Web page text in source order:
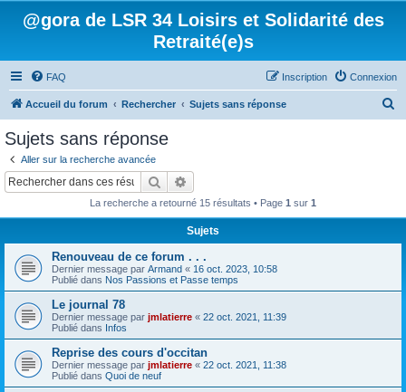
@gora de LSR 34 Loisirs et Solidarité des
Retraité(e)s
FAQ Connexion
Inscription
Accueil du forum Rechercher Sujets sans réponse
Sujets sans réponse
Aller sur la recherche avancée
Rechercher
La recherche a retourné 15 résultats • Page 1 sur 1
Sujets
Renouveau de ce forum . . .
Dernier message par Armand « 16 oct. 2023, 10:58
Publié dans Nos Passions et Passe temps
Le journal 78
Dernier message par jmlatierre « 22 oct. 2021, 11:39
Publié dans Infos
Reprise des cours d'occitan
Dernier message par jmlatierre « 22 oct. 2021, 11:38
Publié dans Quoi de neuf